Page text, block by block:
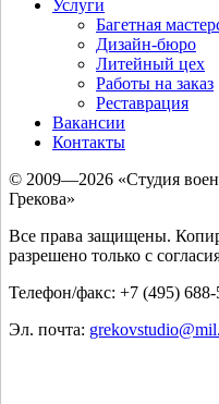
Услуги
Багетная
Дизайн-бюро
Литейный цех
Работы на заказ
Реставрация
Вакансии
Контакты
© 2009—2026 «Студия
Грекова»
Все права защищены.
разрешено только с
Телефон/факс: +7 (495) 688-
Эл. почта: